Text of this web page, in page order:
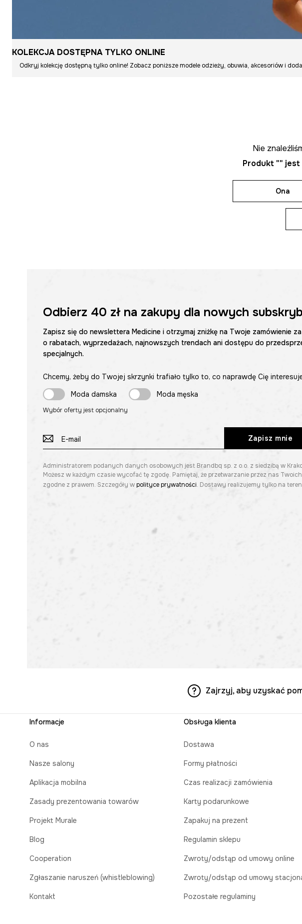
KOLEKCJA DOSTĘPNA TYLKO ONLINE
Odkryj kolekcję dostępną tylko online! Zobacz poniższe modele odzieży, obuwia, akcesoriów i
Nie
Produkt ""
Ona
Odbierz 40 złna zakupy dla nowych
Zapisz się do newslettera Medicine i otrzymaj zniżkę na Twoje zamówienie
o rabatach, wyprzedażach, najnowszych trendach ani dostępu do
specjalnych.
Chcemy, żeby do Twojej skrzynki trafiało tylko to, co naprawdę Cię
Moda damska
Moda męska
Wybór oferty jest opcjonalny
Zapisz mnie
Administratorem podanych danych osobowych jest Brandbq sp. z o.o. z siedzibą w
Możesz w każdym czasie wycofać tę zgodę. Pamiętaj, że przetwarzanie przez nas
zgodne z prawem. Szczegóły wpolityce prywatności. Dostawy realizujemy tylko na
Zajrzyj, aby uzyskać
Informacje
O nas
Nasze salony
Aplikacja mobilna
Zasady prezentowania towarów
Projekt Murale
Blog
Cooperation
Zgłaszanie naruszeń (whistleblowing)
Kontakt
Obsługa klienta
Dostawa
Formy płatności
Czas realizacji zamówienia
Karty podarunkowe
Zapakuj na prezent
Regulamin sklepu
Zwroty/odstąp od umowy online
Zwroty/odstąp od umowy
Pozostałe regulaminy